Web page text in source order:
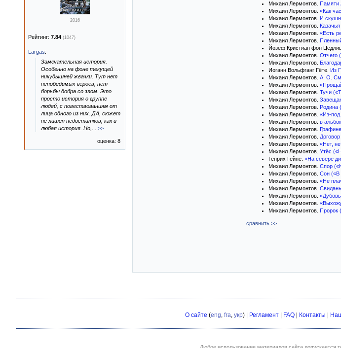
Михаил Лермонтов. Памяти
Михаил Лермонтов. «Как
Михаил Лермонтов. И
Михаил Лермонтов.
Михаил Лермонтов. «Есть
Михаил Лермонтов.
Йозеф Кристиан фон
Михаил Лермонтов. Отчего
Михаил Лермонтов.
Иоганн Вольфганг Гёте. Из
Михаил Лермонтов. А. О.
Михаил Лермонтов.
Михаил Лермонтов. Тучи
Михаил Лермонтов.
Михаил Лермонтов. Родина
Михаил Лермонтов. «Из-под
Михаил Лермонтов. в
Михаил Лермонтов.
Михаил Лермонтов.
Михаил Лермонтов. «Нет,
Михаил Лермонтов. Утёс
Генрих Гейне. «На севере
Михаил Лермонтов. Спор
Михаил Лермонтов. Сон («В
Михаил Лермонтов. «Не
Михаил Лермонтов.
Михаил Лермонтов.
Михаил Лермонтов.
Михаил Лермонтов. Пророк
сравнить >>
2016
Рейтинг: 7.84 (1047)
Largas:
Замечательная история.
Особенно на фоне текущей
никудышней жвачки. Тут нет
непобедимых героев, нет
борьбы добра со злом. Это
просто история о группе
людей, с повествованиям от
лица одного из них. ДА, сюжет
не лишен недостатков, как и
любая история. Но,
>>
оценка: 8
О сайте (eng, fra, укр) | Регламент FAQ Контакты